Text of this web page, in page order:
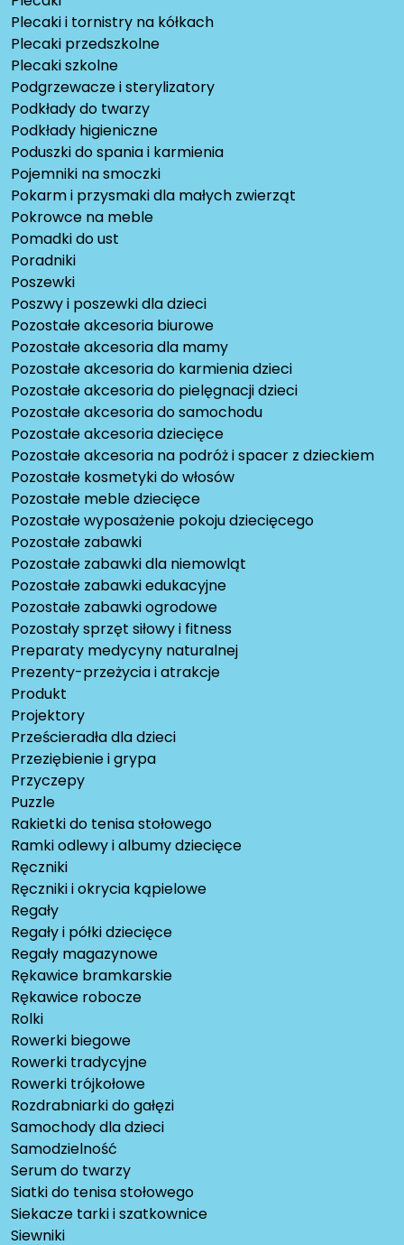
Plecaki i tornistry na kółkach
Plecaki przedszkolne
Plecaki szkolne
Podgrzewacze i sterylizatory
Podkłady do twarzy
Podkłady higieniczne
Poduszki do spania i karmienia
Pojemniki na smoczki
Pokarm i przysmaki dla małych zwierząt
Pokrowce na meble
Pomadki do ust
Poradniki
Poszewki
Poszwy i poszewki dla dzieci
Pozostałe akcesoria biurowe
Pozostałe akcesoria dla mamy
Pozostałe akcesoria do karmienia dzieci
Pozostałe akcesoria do pielęgnacji dzieci
Pozostałe akcesoria do samochodu
Pozostałe akcesoria dziecięce
Pozostałe akcesoria na podróż i spacer z dzieckiem
Pozostałe kosmetyki do włosów
Pozostałe meble dziecięce
Pozostałe wyposażenie pokoju dziecięcego
Pozostałe zabawki
Pozostałe zabawki dla niemowląt
Pozostałe zabawki edukacyjne
Pozostałe zabawki ogrodowe
Pozostały sprzęt siłowy i fitness
Preparaty medycyny naturalnej
Prezenty-przeżycia i atrakcje
Produkt
Projektory
Prześcieradła dla dzieci
Przeziębienie i grypa
Przyczepy
Puzzle
Rakietki do tenisa stołowego
Ramki odlewy i albumy dziecięce
Ręczniki
Ręczniki i okrycia kąpielowe
Regały
Regały i półki dziecięce
Regały magazynowe
Rękawice bramkarskie
Rękawice robocze
Rolki
Rowerki biegowe
Rowerki tradycyjne
Rowerki trójkołowe
Rozdrabniarki do gałęzi
Samochody dla dzieci
Samodzielność
Serum do twarzy
Siatki do tenisa stołowego
Siekacze tarki i szatkownice
Siewniki